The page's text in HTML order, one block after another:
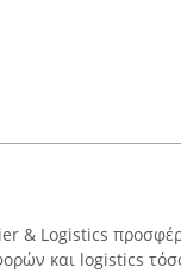
& Logistics
και logistics